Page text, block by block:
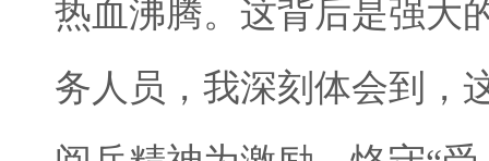
热血沸腾。这背后是强大
务人员，我深刻体会到，